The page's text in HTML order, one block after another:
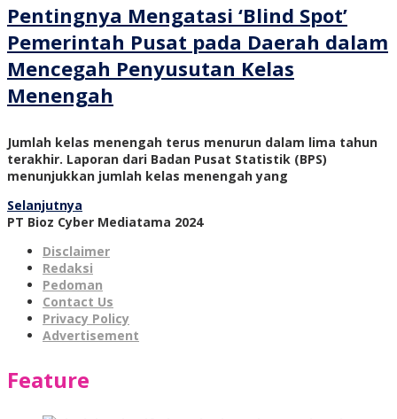
Pentingnya Mengatasi ‘Blind Spot’
Pemerintah Pusat pada Daerah dalam
Mencegah Penyusutan Kelas
Menengah
Jumlah kelas menengah terus menurun dalam lima tahun
terakhir. Laporan dari Badan Pusat Statistik (BPS)
menunjukkan jumlah kelas menengah yang
Selanjutnya
PT Bioz Cyber Mediatama 2024
Disclaimer
Redaksi
Pedoman
Contact Us
Privacy Policy
Advertisement
Feature